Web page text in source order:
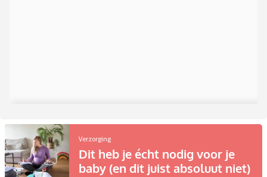
Verzorging
Dit heb je écht nodig voor je
baby (en dit juist absoluut niet)